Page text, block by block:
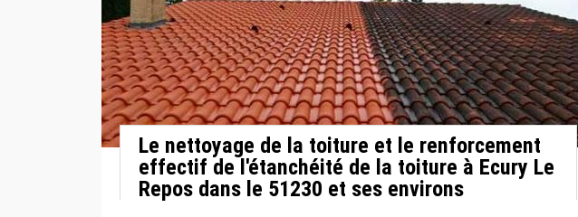
Le nettoyage de la toiture et le renforcement
effectif de l'étanchéité de la toiture à Ecury Le
Repos dans le 51230 et ses environs